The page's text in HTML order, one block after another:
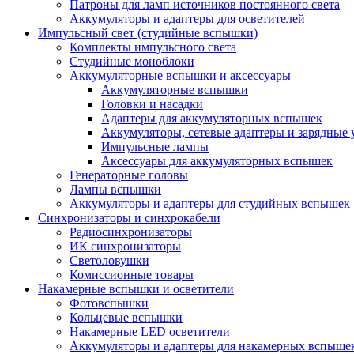
Патроны для ламп источников постоянного света
Аккумуляторы и адаптеры для осветителей
Импульсный свет (студийные вспышки)
Комплекты импульсного света
Студийные моноблоки
Аккумуляторные вспышки и аксессуары
Аккумуляторные вспышки
Головки и насадки
Адаптеры для аккумуляторных вспышек
Аккумуляторы, сетевые адаптеры и зарядные
Импульсные лампы
Аксессуары для аккумуляторных вспышек
Генераторные головы
Лампы вспышки
Аккумуляторы и адаптеры для студийных вспышек
Синхронизаторы и синхрокабели
Радиосинхронизаторы
ИК синхронизаторы
Светоловушки
Комиссионные товары
Накамерные вспышки и осветители
Фотовспышки
Кольцевые вспышки
Накамерные LED осветители
Аккумуляторы и адаптеры для накамерных